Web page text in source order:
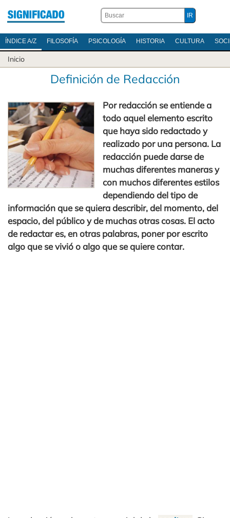
ÍNDICE A/Z FILOSOFÍA PSICOLOGÍA HISTORIA CULTURA
Inicio
Definición de Redacción
Por redacción se entiende a
todo aquel elemento escrito
que haya sido redactado y
realizado por una persona. La
redacción puede darse de
muchas diferentes maneras y
con muchos diferentes estilos
dependiendo del tipo de
información que se quiera describir, del momento, del
espacio, del público y de muchas otras cosas. El acto
de redactar es, en otras palabras, poner por escrito
algo que se vivió o algo que se quiere contar.